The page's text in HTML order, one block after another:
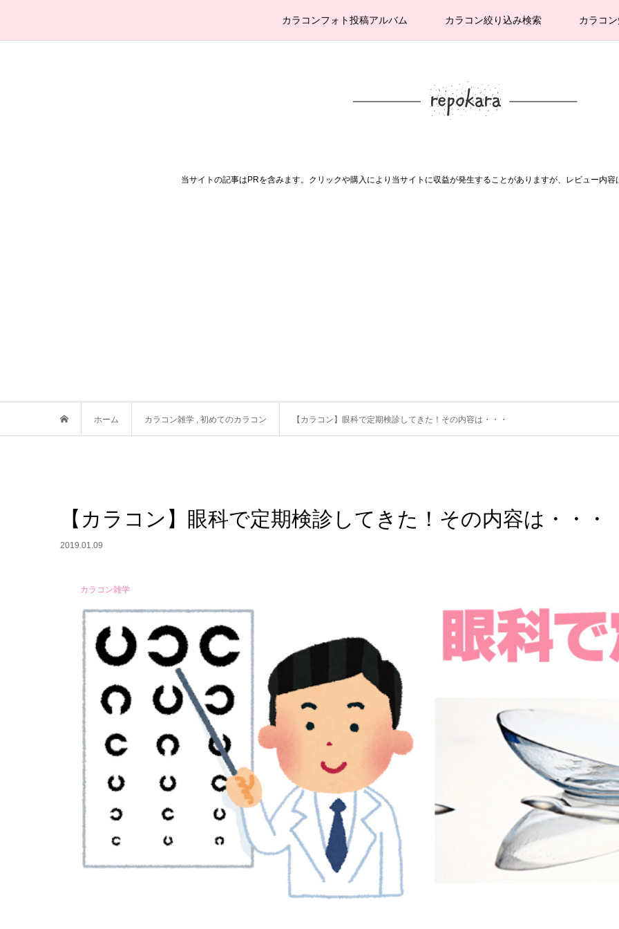
カラコンフォト投稿アルバム カラコン絞り込み検索 カラコ
当サイトの記事はPRを含みます。クリックや購入により当サイトに収益が発生することがありますが、レビュー内
ホーム カラコン雑学 , 初めてのカラコン 【カラコン】眼科で定期検診してきた！その内容は・・・
【カラコン】眼科で定期検診してきた！その内容は・・・
2019.01.09
カラコン雑学